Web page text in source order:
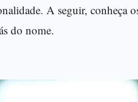
A seguir, conheça
do nome.